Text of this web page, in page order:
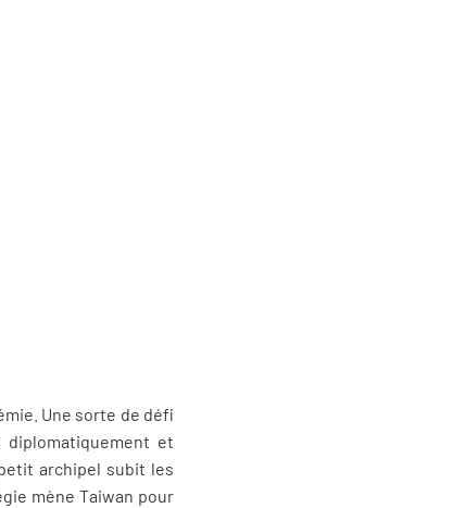
Une sorte de défi
diplomatiquement et
archipel subit les
mène Taiwan pour